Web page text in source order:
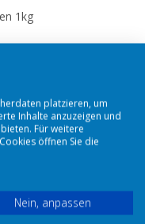
1kg
Kategorie:
platzieren, um
Inhalte anzuzeigen und
Für weitere
öffnen Sie die
Nein, anpassen